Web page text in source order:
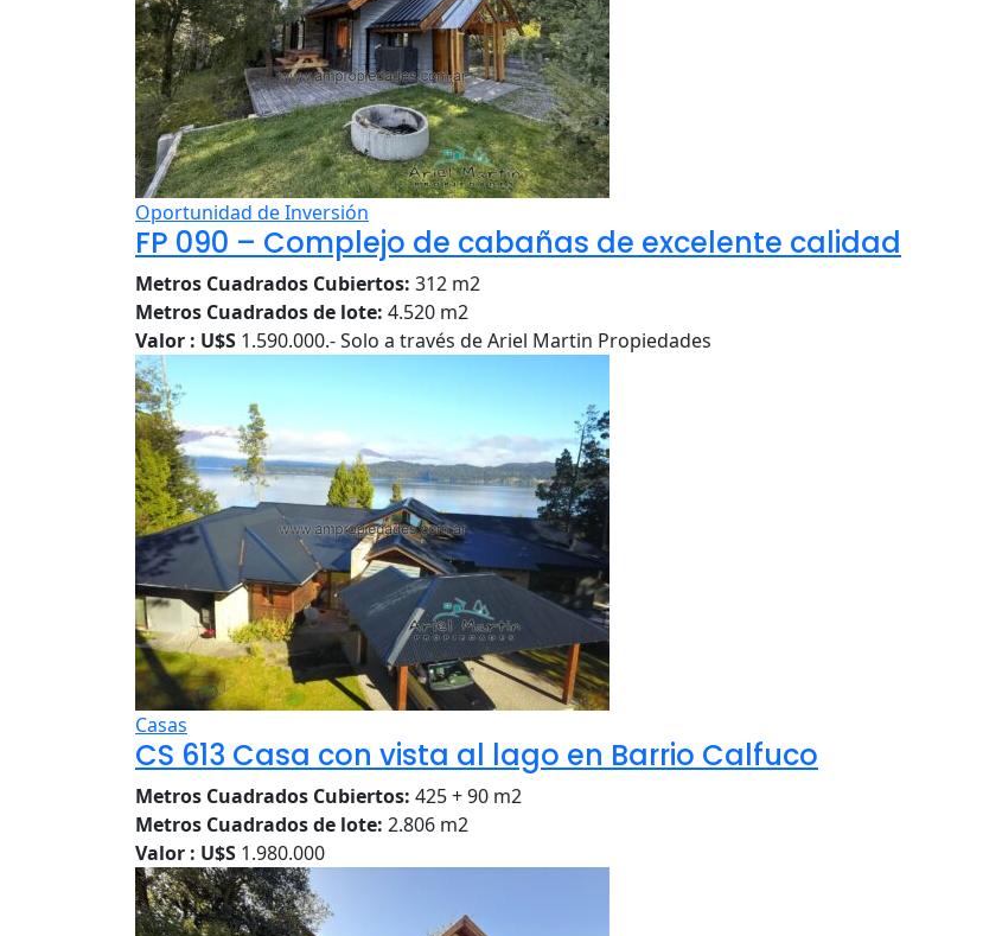
Oportunidad de Inversión
FP 090 – Complejo de cabañas de excelente calidad
Metros Cuadrados Cubiertos: 312 m2
Metros Cuadrados de lote: 4.520 m2
Valor : U$S 1.590.000.- Solo a través de Ariel Martin Propiedades
Casas
CS 613 Casa con vista al lago en Barrio Calfuco
Metros Cuadrados Cubiertos: 425 + 90 m2
Metros Cuadrados de lote: 2.806 m2
Valor : U$S 1.980.000